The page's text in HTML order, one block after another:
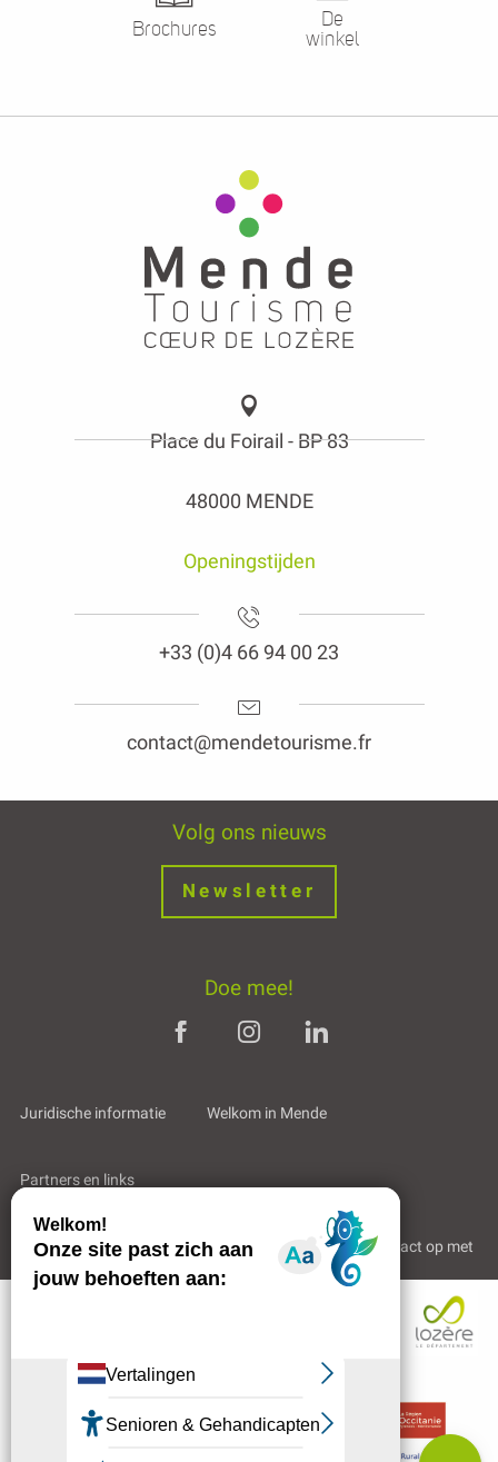
Brochures
De
winkel
Place du Foirail - BP 83
48000 MENDE
Openingstijden
+33 (0)4 66 94 00 23
contact@mendetourisme.fr
Volg ons nieuws
Newsletter
Doe mee!
Juridische informatie Welkom in Mende
Partners en links
Professioneel gebied Wie zijn wij? Neem contact op met